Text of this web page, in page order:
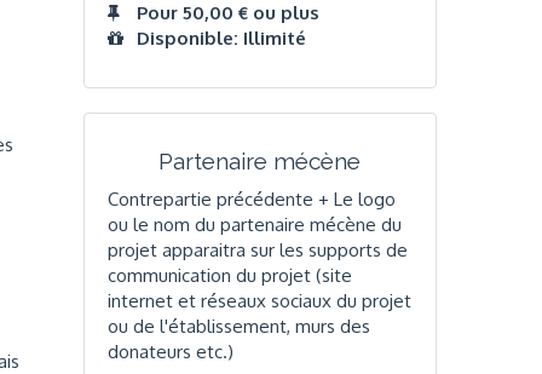
Pour 50,00 € ou plus
Disponible: Illimité
Partenaire mécène
Contrepartie précédente + Le logo
ou le nom du partenaire mécène du
projet apparaitra sur les supports de
communication du projet (site
internet et réseaux sociaux du projet
ou de l'établissement, murs des
donateurs etc.)